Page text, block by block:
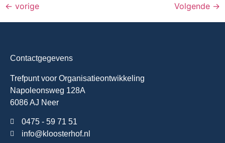
← vorige Volgende →
Contactgegevens
Trefpunt voor Organisatieontwikkeling
Napoleonsweg 128A
6086 AJ Neer
0475 - 59 71 51
info@kloosterhof.nl